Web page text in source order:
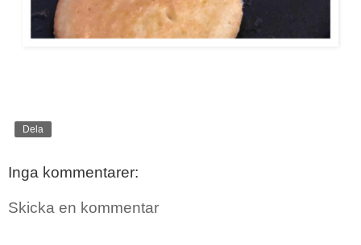
Dela
Inga kommentarer:
Skicka en kommentar